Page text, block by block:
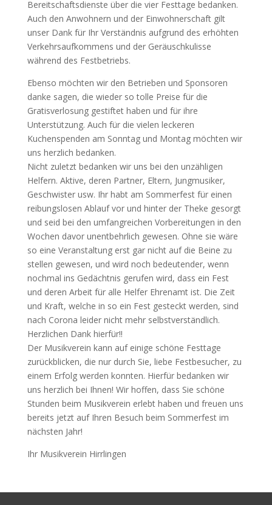
Bereitschaftsdienste über die vier Festtage bedanken.
Auch den Anwohnern und der Einwohnerschaft gilt
unser Dank für Ihr Verständnis aufgrund des erhöhten
Verkehrsaufkommens und der Geräuschkulisse
während des Festbetriebs.
Ebenso möchten wir den Betrieben und Sponsoren
danke sagen, die wieder so tolle Preise für die
Gratisverlosung gestiftet haben und für ihre
Unterstützung. Auch für die vielen leckeren
Kuchenspenden am Sonntag und Montag möchten wir
uns herzlich bedanken.
Nicht zuletzt bedanken wir uns bei den unzähligen
Helfern. Aktive, deren Partner, Eltern, Jungmusiker,
Geschwister usw. Ihr habt am Sommerfest für einen
reibungslosen Ablauf vor und hinter der Theke gesorgt
und seid bei den umfangreichen Vorbereitungen in den
Wochen davor unentbehrlich gewesen. Ohne sie wäre
so eine Veranstaltung erst gar nicht auf die Beine zu
stellen gewesen, und wird noch bedeutender, wenn
nochmal ins Gedächtnis gerufen wird, dass ein Fest
und deren Arbeit für alle Helfer Ehrenamt ist. Die Zeit
und Kraft, welche in so ein Fest gesteckt werden, sind
nach Corona leider nicht mehr selbstverständlich.
Herzlichen Dank hierfür!!
Der Musikverein kann auf einige schöne Festtage
zurückblicken, die nur durch Sie, liebe Festbesucher, zu
einem Erfolg werden konnten. Hierfür bedanken wir
uns herzlich bei Ihnen! Wir hoffen, dass Sie schöne
Stunden beim Musikverein erlebt haben und freuen uns
bereits jetzt auf Ihren Besuch beim Sommerfest im
nächsten Jahr!
Ihr Musikverein Hirrlingen